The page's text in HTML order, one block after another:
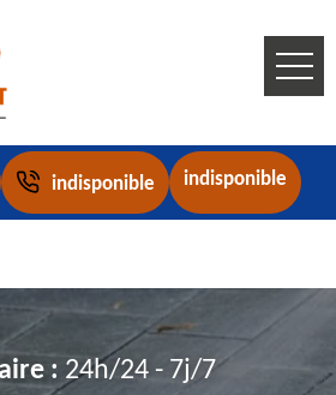
indisponible indisponible
: 24h/24 - 7j/7